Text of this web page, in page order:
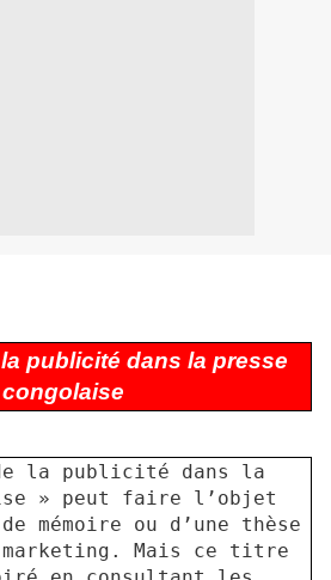
publicité dans la presse
congolaise
la publicité dans la
» peut faire l’objet
mémoire ou d’une thèse
Mais ce titre